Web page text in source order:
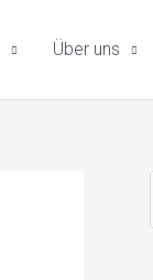
Über uns